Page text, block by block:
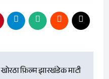
खोरठा फ़िल्म झारखंडेक माटी